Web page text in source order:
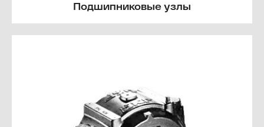
Подшипниковые узлы